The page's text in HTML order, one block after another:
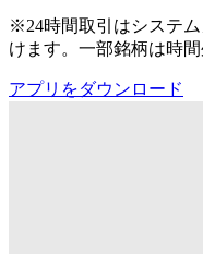
※24時間取引はシステ
けます。一部銘柄は時
アプリをダウンロード